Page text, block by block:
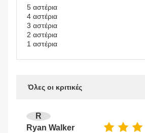
5 αστέρια
4 αστέρια
3 αστέρια
2 αστέρια
1 αστέρια
Όλες οι κριτικές
R
Ryan Walker